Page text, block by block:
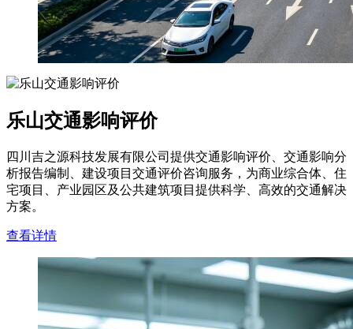
乐山交通影响评价
四川吉之源科技发展有限公司提供交通影响评价、交通影响分
析报告编制、建设项目交通评价咨询服务，为商业综合体、住
宅项目、产业园区及公共建筑项目提供科学、高效的交通解决
方案。
查看详情